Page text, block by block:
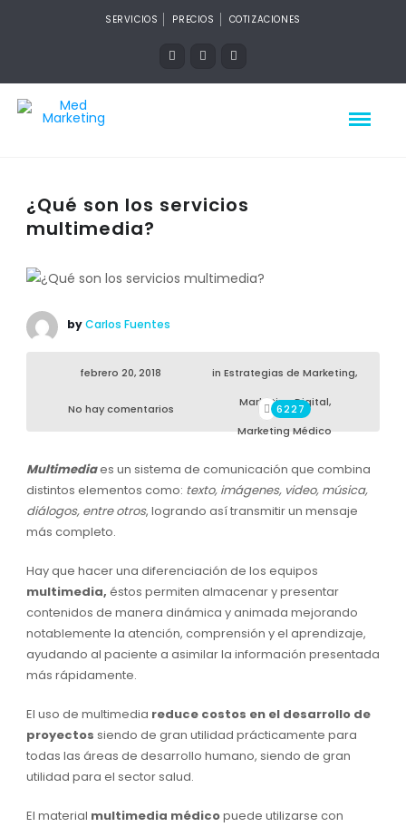
SERVICIOS PRECIOS COTIZACIONES
¿Qué son los servicios
multimedia?
byCarlos Fuentes
febrero 20, 2018 in Estrategias de Marketing,
Marketing Digital,
Marketing Médico
No hay comentarios 6227
Multimediaes un sistema de comunicación que combina
distintos elementos como: texto, imágenes, video, música,
diálogos, entre otros, logrando así transmitir un mensaje
más completo.
Hay que hacer una diferenciación de los equipos
multimedia, éstos permiten almacenar y presentar
contenidos de manera dinámica y animada mejorando
notablemente la atención, comprensión y el aprendizaje,
ayudando al paciente a asimilar la información presentada
más rápidamente.
El uso de multimedia reduce costos en el desarrollo de
proyectos siendo de gran utilidad prácticamente para
todas las áreas de desarrollo humano, siendo de gran
utilidad para el sector salud.
El material multimedia médicopuede utilizarse con